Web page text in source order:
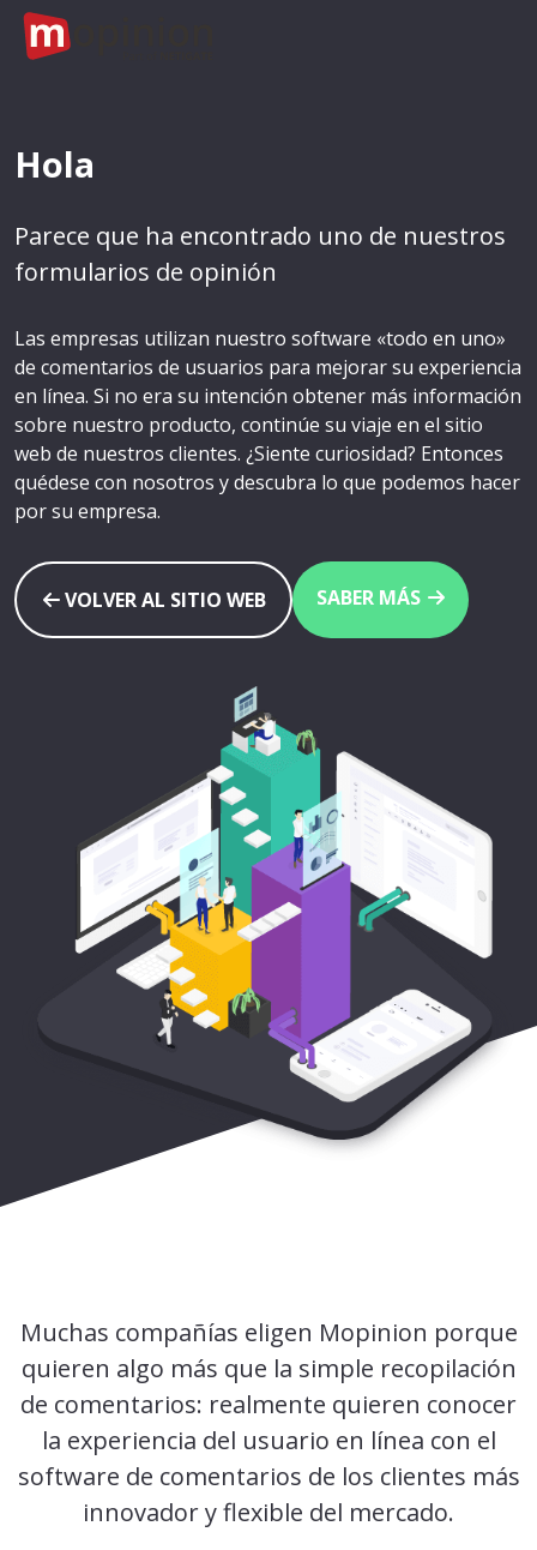
Hola
Parece que ha encontrado uno de nuestros
formularios de opinión
Las empresas utilizan nuestro software «todo en uno»
de comentarios de usuarios para mejorar su experiencia
en línea. Si no era su intención obtener más información
sobre nuestro producto, continúe su viaje en el sitio
web de nuestros clientes. ¿Siente curiosidad? Entonces
quédese con nosotros y descubra lo que podemos hacer
por su empresa.
VOLVER AL SITIO WEB SABER MÁS
Muchas compañías eligen Mopinion porque
quieren algo más que la simple recopilación
de comentarios: realmente quieren conocer
la experiencia del usuario en línea con el
software de comentarios de los clientes más
innovador y flexible del mercado.